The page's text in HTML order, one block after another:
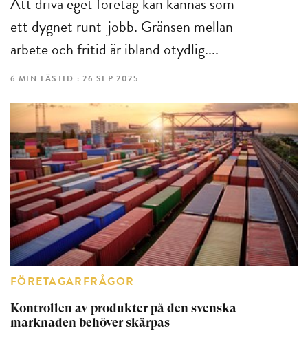
Att driva eget företag kan kännas som
ett dygnet runt-jobb. Gränsen mellan
arbete och fritid är ibland otydlig....
6 MIN LÄSTID : 26 SEP 2025
FÖRETAGARFRÅGOR
Kontrollen av produkter på den svenska
marknaden behöver skärpas